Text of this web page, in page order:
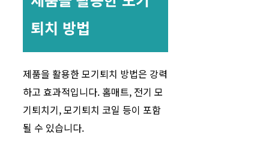
퇴치 방법
제품을 활용한 모기퇴치 방법은 강력
하고 효과적입니다. 홈매트, 전기 모
기퇴치기, 모기퇴치 코일 등이 포함
될 수 있습니다.